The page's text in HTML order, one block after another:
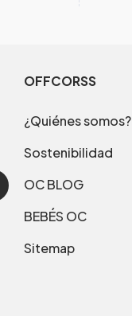
OFFCORSS
¿Quiénes somos?
Sostenibilidad
OC BLOG
BEBÉS OC
Sitemap